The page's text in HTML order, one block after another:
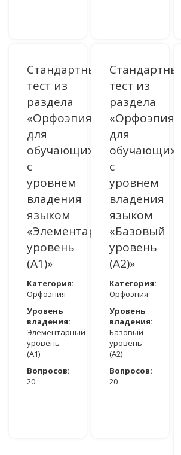
Стандартный
тест из
раздела
«Орфоэпия»
для
обучающихся
с
уровнем
владения
языком
«Элементарный
уровень
(A1)»
Категория:
Орфоэпия
Уровень
владения:
Элементарный
уровень
(A1)
Вопросов:
20
Стандартный
тест из
раздела
«Орфоэпия»
для
обучающихся
с
уровнем
владения
языком
«Базовый
уровень
(A2)»
Категория:
Орфоэпия
Уровень
владения:
Базовый
уровень
(A2)
Вопросов:
20